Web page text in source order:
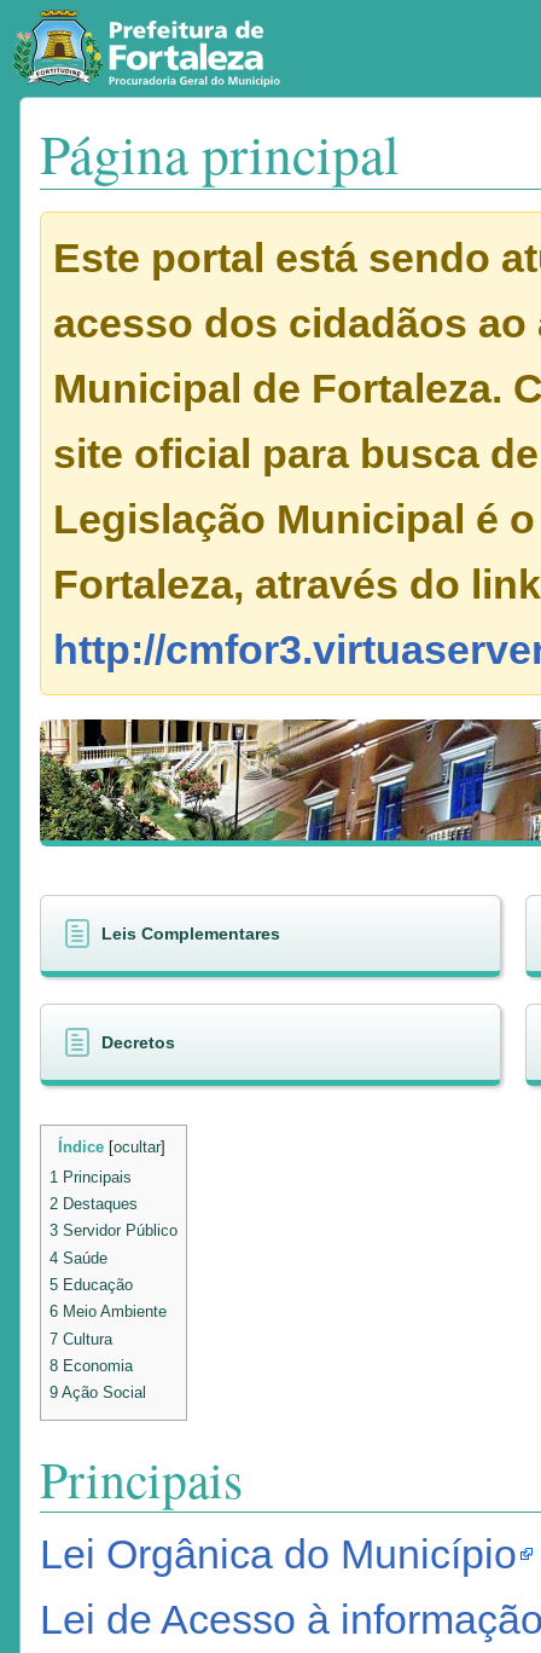
Página principal
Ir para:navegação,pesquisa
Este portal está sendo
acesso dos cidadãos
Municipal de Fortaleza.
site oficial para busca
Legislação Municipal é
Fortaleza, através do
http://
Leis Complementares
Decretos
Índice[ocultar]
1 Principais
2 Destaques
3 Servidor Público
4 Saúde
5 Educação
6 Meio Ambiente
7 Cultura
8 Economia
9 Ação Social
Principais
Lei Orgânica do Município
Lei de Acesso à